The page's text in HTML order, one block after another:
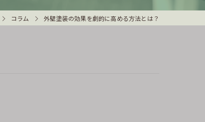
コラム 外壁塗装の効果を劇的に高める方法とは？